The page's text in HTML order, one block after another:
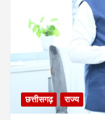
छत्तीसगढ़ राज्य